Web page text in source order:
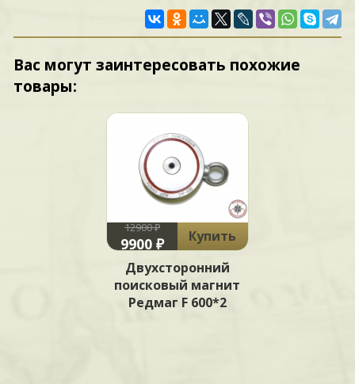
Вас могут заинтересовать похожие
товары:
12900 ₽
9900 ₽
Купить
Двухсторонний
поисковый магнит
Редмаг F 600*2